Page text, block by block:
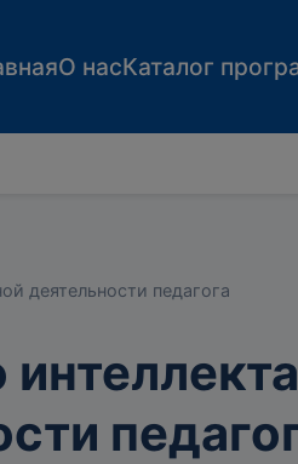
О насКаталог
деятельности педагога